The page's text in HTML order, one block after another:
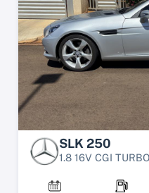
SLK 250
1.8 16V CGI